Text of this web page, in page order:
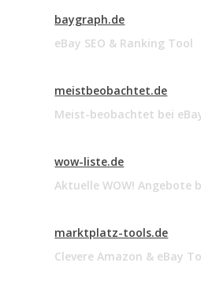
baygraph.de
eBay SEO & Ranking Tool
meistbeobachtet.de
Meist-beobachtet bei
wow-liste.de
Aktuelle WOW! Angebote
marktplatz-tools.de
Clevere Amazon & eBay